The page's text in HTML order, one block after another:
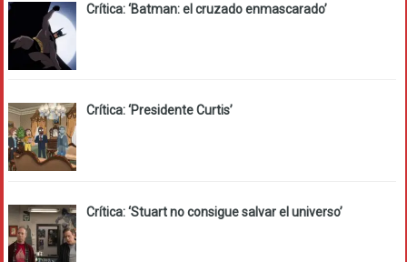
Crítica: ‘Batman: el cruzado enmascarado’
Crítica: ‘Presidente Curtis’
Crítica: ‘Stuart no consigue salvar el universo’